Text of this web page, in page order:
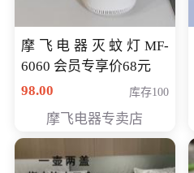
摩飞电器灭蚊灯MF-
6060 会员专享价68元
98.00
库存100
摩飞电器专卖店